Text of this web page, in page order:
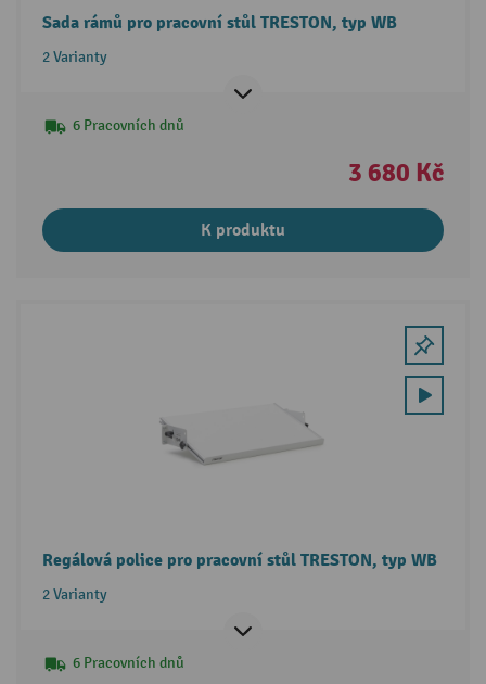
Sada rámů pro pracovní stůl TRESTON, typ WB
2 Varianty
6 Pracovních dnů
3 680 Kč
K produktu
Regálová police pro pracovní stůl TRESTON, typ WB
2 Varianty
6 Pracovních dnů